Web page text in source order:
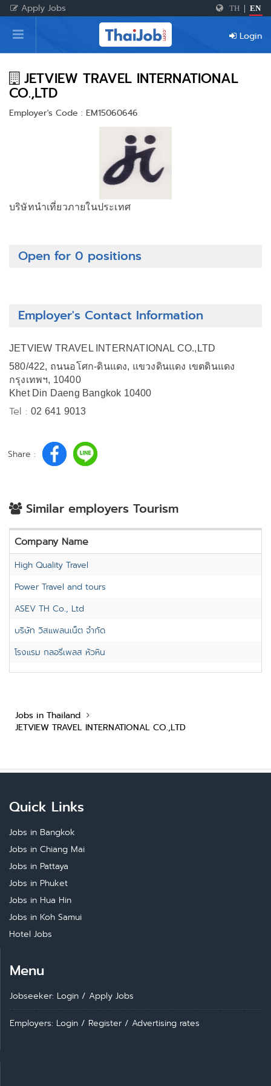
Apply Jobs TH EN
Home
Login
Register
Login
JETVIEW TRAVEL INTERNATIONAL
CO.,LTD
Employer's Code : EM15060646
บริษัทนำเที่ยวภายในประเทศ
Open for 0 positions
Employer's Contact Information
JETVIEW TRAVEL INTERNATIONAL CO.,LTD
580/422, ถนนอโศก-ดินแดง, แขวงดินแดง เขตดินแดง
กรุงเทพฯ, 10400
Khet Din Daeng Bangkok 10400
Tel :02 641 9013
Share :
Similar employers Tourism
Company Name
High Quality Travel
Power Travel and tours
ASEV TH Co., Ltd
บริษัท วิสแพลนเน็ต จำกัด
โรงแรม กลอรี่เพลส หัวหิน
Jobs in Thailand
JETVIEW TRAVEL INTERNATIONAL CO.,LTD
Quick Links
Jobs in Bangkok
Jobs in Chiang Mai
Jobs in Pattaya
Jobs in Phuket
Jobs in Hua Hin
Jobs in Koh Samui
Hotel Jobs
Menu
Jobseeker: Login / Apply Jobs
Employers: Login / Register / Advertising rates